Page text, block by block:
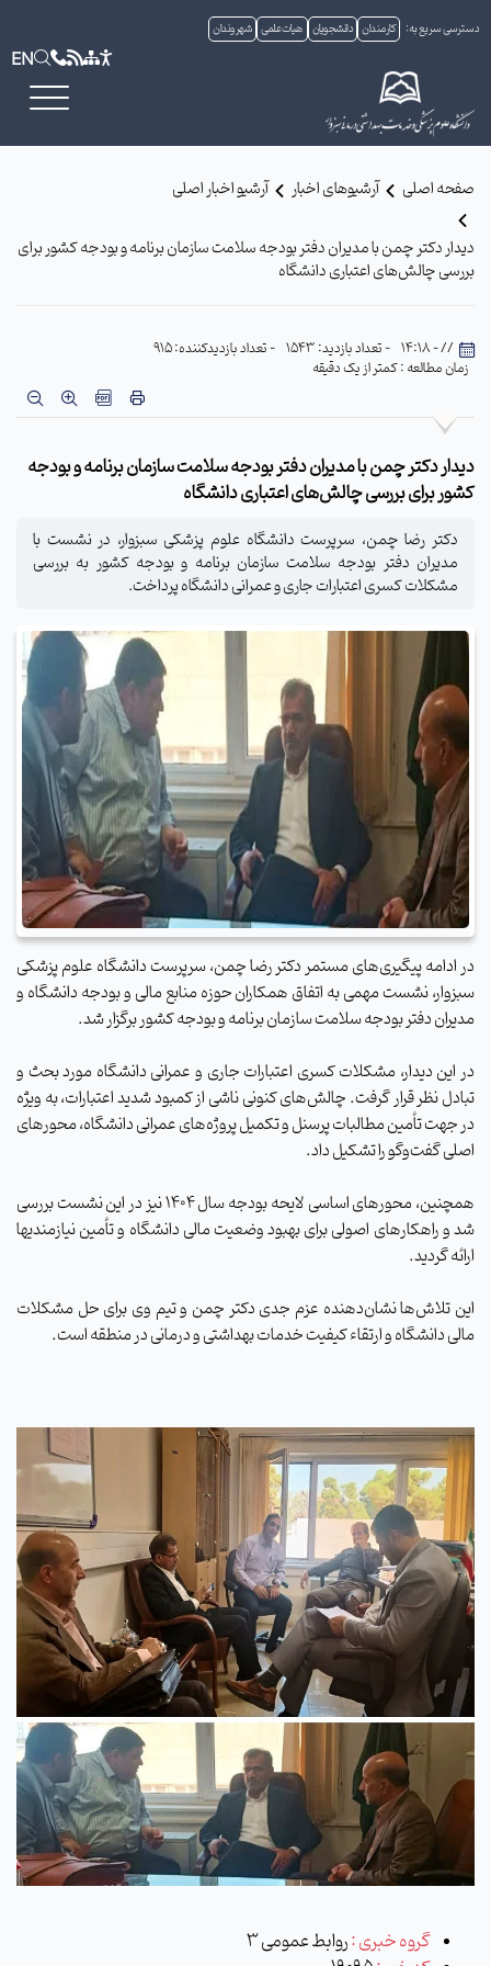
دسترسی سریع به: کارمندان دانشجویان هیات علمی شهروندان
EN
صفحه اصلی آرشیوهای اخبار آرشیو اخبار اصلی
دیدار دکتر چمن با مدیران دفتر بودجه سلامت سازمان برنامه و بودجه کشور برای
بررسی چالش‌های اعتباری دانشگاه
// - 14:18 - تعداد بازدید: 1543
- تعداد بازدیدکننده: 915
زمان مطالعه : کمتر از یک دقیقه
دیدار دکتر چمن با مدیران دفتر بودجه سلامت سازمان برنامه و بودجه
کشور برای بررسی چالش‌های اعتباری دانشگاه
دکتر رضا چمن، سرپرست دانشگاه علوم پزشکی سبزوار، در نشست با
مدیران دفتر بودجه سلامت سازمان برنامه و بودجه کشور به بررسی
مشکلات کسری اعتبارات جاری و عمرانی دانشگاه پرداخت.
در ادامه پیگیری‌های مستمر دکتر رضا چمن، سرپرست دانشگاه علوم پزشکی
سبزوار، نشست مهمی به اتفاق همکاران حوزه منابع مالی و بودجه دانشگاه و
مدیران دفتر بودجه سلامت سازمان برنامه و بودجه کشور برگزار شد.
در این دیدار، مشکلات کسری اعتبارات جاری و عمرانی دانشگاه مورد بحث و
تبادل نظر قرار گرفت. چالش‌های کنونی ناشی از کمبود شدید اعتبارات، به ویژه
در جهت تأمین مطالبات پرسنل و تکمیل پروژه‌های عمرانی دانشگاه، محورهای
اصلی گفت‌وگو را تشکیل داد.
همچنین، محورهای اساسی لایحه بودجه سال ۱۴۰۴ نیز در این نشست بررسی
شد و راهکارهای اصولی برای بهبود وضعیت مالی دانشگاه و تأمین نیازمندیها
ارائه گردید.
این تلاش‌ها نشان‌دهنده عزم جدی دکتر چمن و تیم وی برای حل مشکلات
مالی دانشگاه و ارتقاء کیفیت خدمات بهداشتی و درمانی در منطقه است.
گروه خبری :روابط عمومی 3